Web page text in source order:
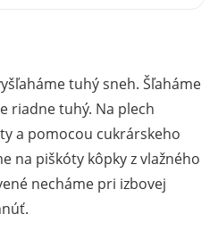
tuhý sneh. Šľaháme
riadne tuhý. Na plech
a pomocou cukrárskeho
na piškóty kôpky z vlažného
necháme pri izbovej